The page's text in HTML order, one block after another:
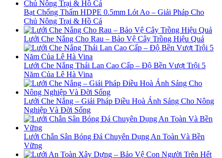
Bạt Chống Thấm HDPE 0.5mm Lót Ao – Giải Pháp Cho
Chủ Nông Trại & Hồ Cá
Lưới Che Nắng Cho Rau – Bảo Vệ Cây Trồng Hiệu Quả
Lưới Che Nắng Thái Lan Cao Cấp – Độ Bền Vượt Trội 5
Năm Của Lê Hà Vina
Lưới Che Nắng – Giải Pháp Điều Hoà Ánh Sáng Cho Nông
Nghiệp Và Đời Sống
Lưới Chắn Sân Bóng Đá Chuyên Dụng An Toàn Và Bền
Vững